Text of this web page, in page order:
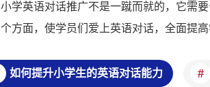
小学英语对话推广不是一蹴而就的，它需
方面，使学员们爱上英语对话，全面提高
如何提升小学生的英语对话能力